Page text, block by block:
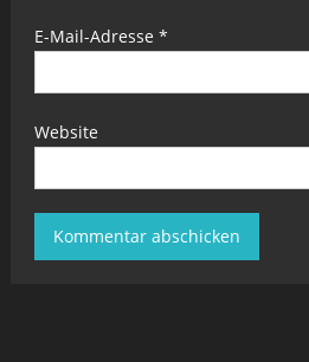
E-Mail-Adresse *
Website